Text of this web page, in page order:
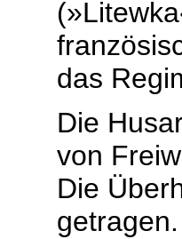
das
Die
von
Die
getragen.